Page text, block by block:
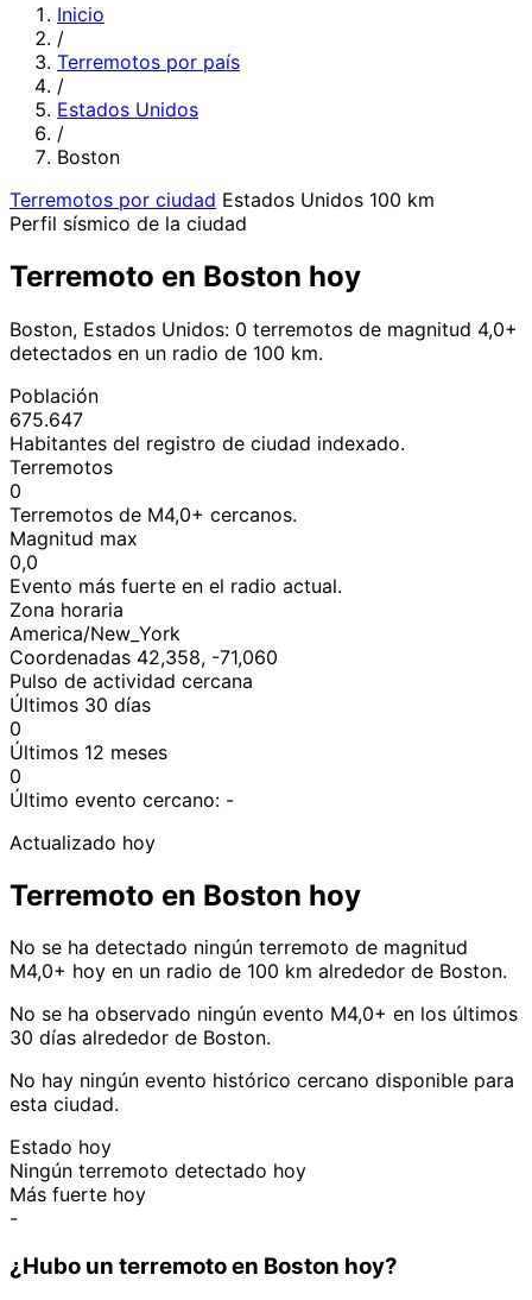
Inicio
/
Terremotos por país
/
Estados Unidos
/
Boston
Terremotos por ciudad Estados Unidos 100 km
Perfil sísmico de la ciudad
Terremoto en Boston hoy
Boston, Estados Unidos: 0 terremotos de magnitud 4,0+
detectados en un radio de 100 km.
Población
675.647
Habitantes del registro de ciudad indexado.
Terremotos
0
Terremotos de M4,0+ cercanos.
Magnitud max
0,0
Evento más fuerte en el radio actual.
Zona horaria
America/New_York
Coordenadas 42,358, -71,060
Pulso de actividad cercana
Últimos 30 días
0
Últimos 12 meses
0
Último evento cercano: -
Actualizado hoy
Terremoto en Boston hoy
No se ha detectado ningún terremoto de magnitud
M4,0+ hoy en un radio de 100 km alrededor de Boston.
No se ha observado ningún evento M4,0+ en los últimos
30 días alrededor de Boston.
No hay ningún evento histórico cercano disponible para
esta ciudad.
Estado hoy
Ningún terremoto detectado hoy
Más fuerte hoy
-
¿Hubo un terremoto en Boston hoy?